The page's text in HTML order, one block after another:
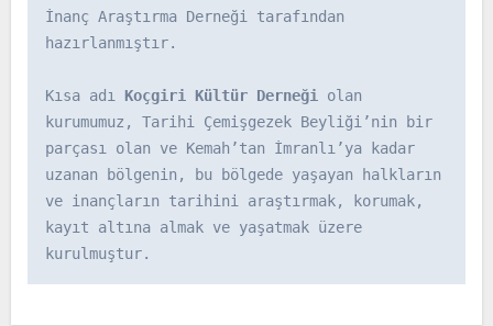
İnanç Araştırma Derneği tarafından
hazırlanmıştır.
Kısa adı Koçgiri Kültür Derneği olan
kurumumuz, Tarihi Çemişgezek Beyliği’nin bir
parçası olan ve Kemah’tan İmranlı’ya kadar
uzanan bölgenin, bu bölgede yaşayan halkların
ve inançların tarihini araştırmak, korumak,
kayıt altına almak ve yaşatmak üzere
kurulmuştur.